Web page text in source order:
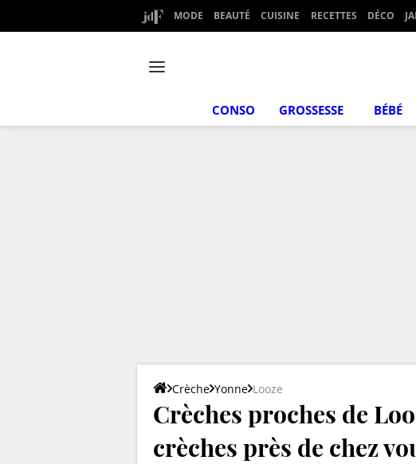
MODE BEAUTÉ CUISINE RECETTES DÉCO
CONSO GROSSESSE BÉBÉ
Crèche Yonne Looze
Crèches proches de
crèches près de chez